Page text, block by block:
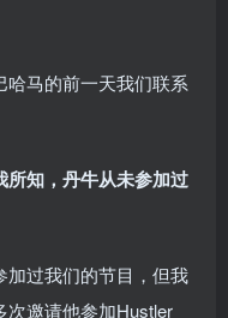
马的前一天我们联系
知，丹牛从未参加过
加过我们的节目，但我
次邀请他参加Hustler